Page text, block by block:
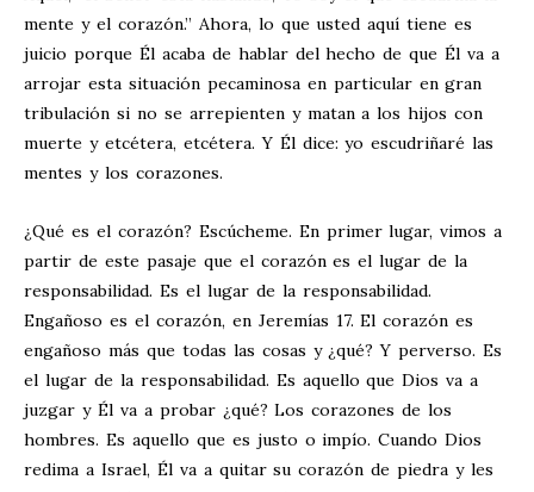
mente y el corazón.” Ahora, lo que usted aquí tiene es
juicio porque Él acaba de hablar del hecho de que Él va a
arrojar esta situación pecaminosa en particular en gran
tribulación si no se arrepienten y matan a los hijos con
muerte y etcétera, etcétera. Y Él dice: yo escudriñaré las
mentes y los corazones.
¿Qué es el corazón? Escúcheme. En primer lugar, vimos a
partir de este pasaje que el corazón es el lugar de la
responsabilidad. Es el lugar de la responsabilidad.
Engañoso es el corazón, en Jeremías 17. El corazón es
engañoso más que todas las cosas y ¿qué? Y perverso. Es
el lugar de la responsabilidad. Es aquello que Dios va a
juzgar y Él va a probar ¿qué? Los corazones de los
hombres. Es aquello que es justo o impío. Cuando Dios
redima a Israel, Él va a quitar su corazón de piedra y les